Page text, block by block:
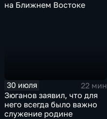
на Ближнем Востоке
30 июля
22 мин
Зюганов заявил, что для
него всегда было важно
служение родине